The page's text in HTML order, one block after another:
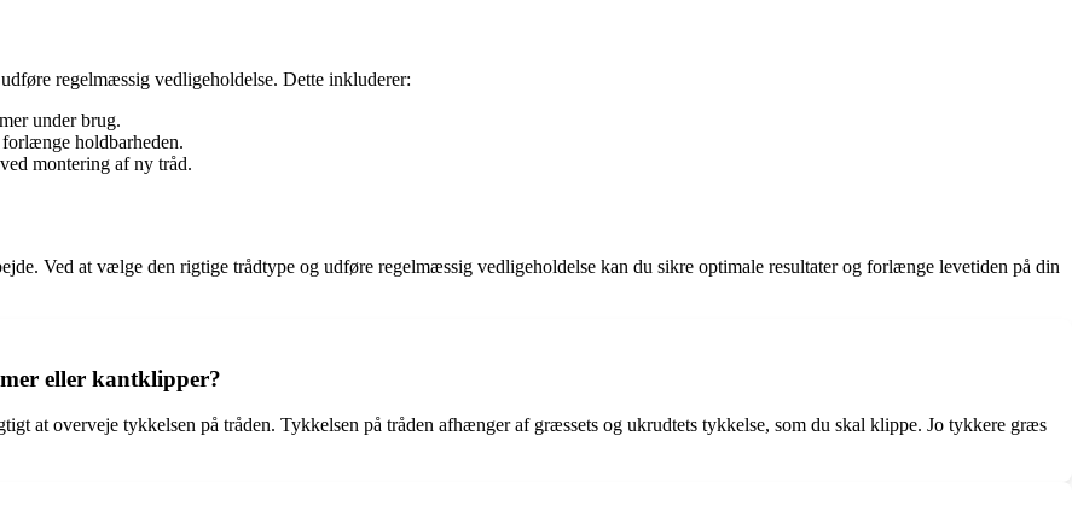
regelmæssig vedligeholdelse. Dette inkluderer:
under brug.
holdbarheden.
montering af ny tråd.
Ved at vælge den rigtige trådtype og udføre regelmæssig vedligeholdelse kan du sikre optimale resultater og forlænge levetiden på din
eller kantklipper?
at overveje tykkelsen på tråden. Tykkelsen på tråden afhænger af græssets og ukrudtets tykkelse, som du skal klippe. Jo tykkere græs